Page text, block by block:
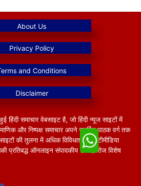
हिंदी समाचार वेबसाइट है, जो हिंदी न्यूज साइटों में
और निष्पक्ष समाचार अपने समर्पित पाठक वर्ग तक
की तुलना में अधिक विविधतापूर्ण मल्टीमीडिया
प्रतिबद्ध ऑनलाइन संपादकीय टीम हररोज विशेष